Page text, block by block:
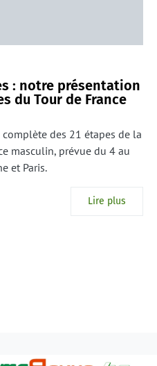
: notre présentation
du Tour de France
des 21 étapes de la
masculin, prévue du 4 au
et Paris.
Lire plus